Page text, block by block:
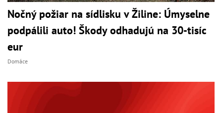
Nočný požiar na sídlisku v Žiline: Úmyselne
podpálili auto! Škody odhadujú na 30-tisíc
eur
Domáce